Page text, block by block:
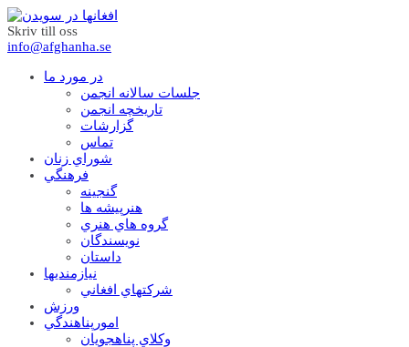
Skriv till oss
info@afghanha.se
در مورد ما
جلسات سالانه انجمن
تاریخچه انجمن
گزارشات
تماس
شوراي زنان
فرهنگي
گنجينه
هنرپيشه ها
گروه هاي هنري
نويسندگان
داستان
نيازمنديها
شرکتهاي افغاني
ورزش
امورپناهندگي
وکلاي پناهجويان